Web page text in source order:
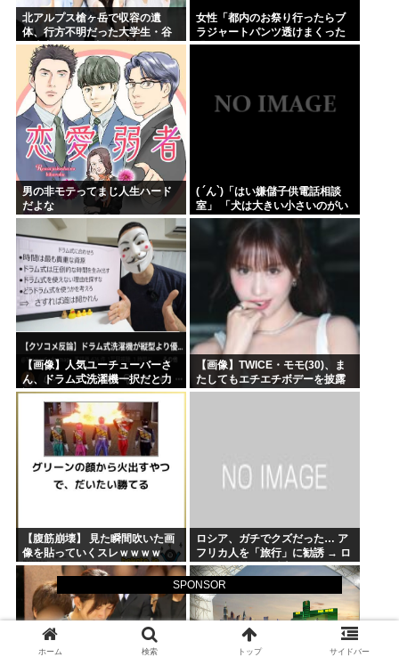
SPONSOR
北アルプス槍ヶ岳で収容の遺
体、行方不明だった大学生・谷
口太良さん(19歳)と確認
女性「都内のお祭り行ったらブ
ラジャートパンツ透けまくった
恐らくSHEINで買ったペラペラ
男の非モテってまじ人生ハード
だよな
( ´ん`)「はい嫌儲子供電話相談
室」 「犬は大きい小さいのがい
るのになんで猫はみんな同じ大
きさなの？」
【画像】人気ユーチューバーさ
ん、ドラム式洗濯機一択だと力
説する
【画像】TWICE・モモ(30)、ま
たしてもエチエチボデーを披露
www
【腹筋崩壊】 見た瞬間吹いた画
像を貼っていくスレｗｗｗｗ
ロシア、ガチでクズだった… ア
フリカ人を「旅行」に勧誘 → ロ
シア軍の外国人兵士にさせられ
前線で大量戦死
ホーム 検索 トップ サイドバー